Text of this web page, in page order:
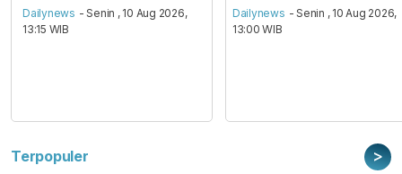
Dailynews - Senin , 10 Aug 2026,
13:15 WIB
Dailynews - Senin , 10 Aug 2026,
13:00 WIB
Terpopuler >